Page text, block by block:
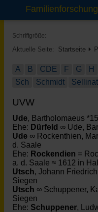
Familienforschung
Schriftgröße:
Aktuelle Seite: Startseite
A B CDE F G H
Sch
Schmidt Sellinat
UVW
Ude, Bartholomaeus
Ehe: Dürfeld ∞ Ude,
Ude ∞ Rockenthien,
d. Saale
Ehe: Rockendien =
a. d. Saale ≈ 1612 in
Utsch, Johann
Siegen
Utsch ∞ Schuppener,
Siegen
Ehe: Schuppener,